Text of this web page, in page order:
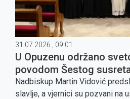
31.07.2026., 09:01
U Opuzenu održano
povodom Šestog
doline Neretve
Nadbiskup Martin Vidović
slavlje, a vjernici su pozvani na